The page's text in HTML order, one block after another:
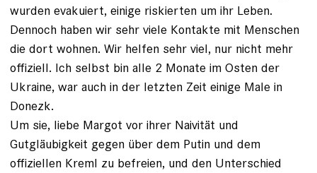
wurden evakuiert, einige riskierten um ihr Leben.
Dennoch haben wir sehr viele Kontakte mit Menschen
die dort wohnen. Wir helfen sehr viel, nur nicht mehr
offiziell. Ich selbst bin alle 2 Monate im Osten der
Ukraine, war auch in der letzten Zeit einige Male in
Donezk.
Um sie, liebe Margot vor ihrer Naivität und
Gutgläubigkeit gegen über dem Putin und dem
offiziellen Kreml zu befreien, und den Unterschied